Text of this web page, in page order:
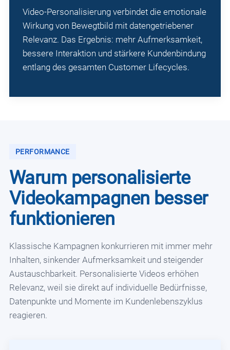
Video-Personalisierung verbindet die emotionale
Wirkung von Bewegtbild mit datengetriebener
Relevanz. Das Ergebnis: mehr Aufmerksamkeit,
bessere Interaktion und stärkere Kundenbindung
entlang des gesamten Customer Lifecycles.
PERFORMANCE
Warum personalisierte
Videokampagnen besser
funktionieren
Klassische Kampagnen konkurrieren mit immer mehr
Inhalten, sinkender Aufmerksamkeit und steigender
Austauschbarkeit. Personalisierte Videos erhöhen
Relevanz, weil sie direkt auf individuelle Bedürfnisse,
Datenpunkte und Momente im Kundenlebenszyklus
reagieren.